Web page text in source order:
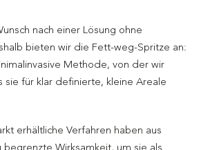
nach einer Lösung ohne
bieten wir die Fett-weg-Spritze an:
Methode, von der wir
sie für klar definierte, kleine Areale
erhältliche Verfahren haben aus
begrenzte Wirksamkeit, um sie als